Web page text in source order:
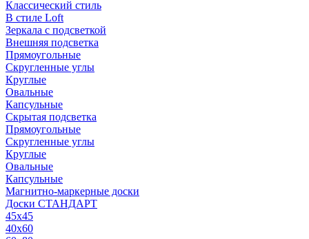
Классический стиль
В стиле Loft
Зеркала с подсветкой
Внешняя подсветка
Прямоугольные
Скругленные углы
Круглые
Овальные
Капсульные
Скрытая подсветка
Прямоугольные
Скругленные углы
Круглые
Овальные
Капсульные
Магнитно-маркерные доски
Доски СТАНДАРТ
45x45
40x60